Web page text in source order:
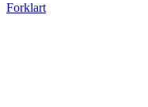
Forklart